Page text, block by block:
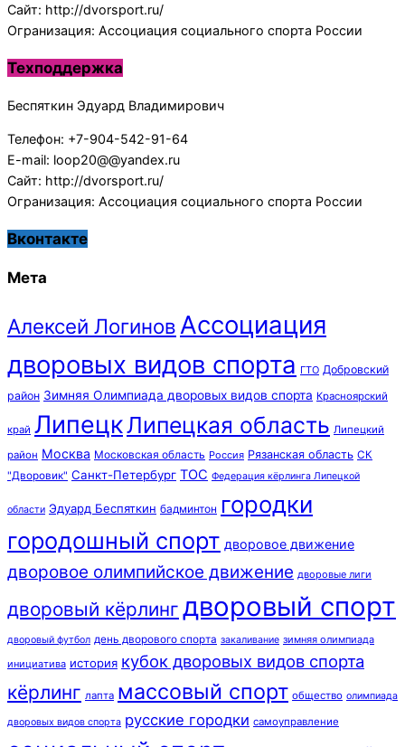
Сайт: http://dvorsport.ru/
Огранизация: Ассоциация социального спорта России
Техподдержка
Беспяткин Эдуард Владимирович
Телефон: +7-904-542-91-64
E-mail: loop20@@yandex.ru
Сайт: http://dvorsport.ru/
Огранизация: Ассоциация социального спорта России
Вконтакте
Мета
Алексей Логинов Ассоциация
дворовых видов спорта ГТО Добровский
район Зимняя Олимпиада дворовых видов спорта Красноярский
край ЛипецкЛипецкая область Липецкий
район Москва Московская область Россия Рязанская область СК
"Дворовик" Санкт-Петербург ТОС Федерация кёрлинга Липецкой
области Эдуард Беспяткин бадминтон городки
городошный спорт дворовое движение
дворовое олимпийское движение дворовые лиги
дворовый кёрлинг дворовый спорт
дворовый футбол день дворового спорта закаливание зимняя олимпиада
инициатива история кубок дворовых видов спорта
кёрлинг лапта массовый спорт общество олимпиада
дворовых видов спорта русские городки самоуправление